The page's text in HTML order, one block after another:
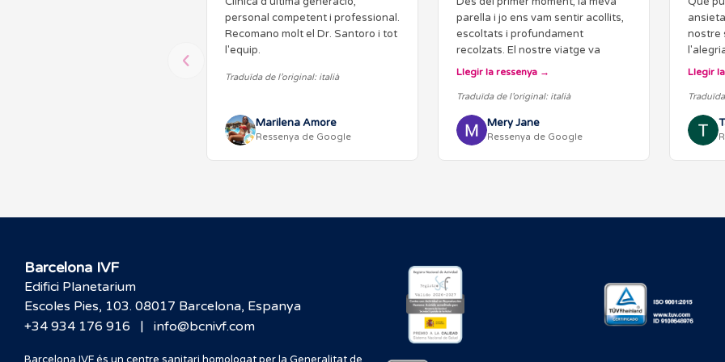
personal competent i professional.
Recomano molt el Dr. Santoro i tot
l'equip.
Traduïda de l’original: italià
Marilena Amore
Ressenya de Google
parella i jo ens vam sentir acollits,
escoltats i profundament
recolzats. El nostre viatge va
començar amb la Cecilia, qui, amb
professionalitat infinites, ens va…
Llegir la ressenya
Traduïda de l’original: italià
Mery Jane
Ressenya de Google
nostre
Llegir
Barcelona IVF
Edifici Planetarium
Escoles Pies, 103. 08017 Barcelona, Espanya
+34 934 176 916
| info@bcnivf.com